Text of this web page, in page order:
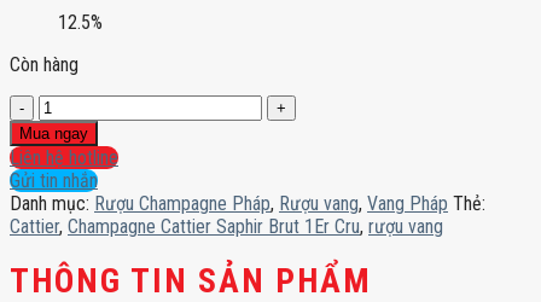
12.5%
Còn hàng
Champagne
Cattier
Saphir
Brut
1Er
Cru
số
lượng
Mua ngay
Liên hệ hotline
Gửi tin nhắn
Danh mục: Rượu Champagne Pháp, Rượu vang, Vang Pháp Thẻ:
Cattier, Champagne Cattier Saphir Brut 1Er Cru, rượu vang
THÔNG TIN SẢN PHẨM